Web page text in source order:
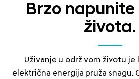
Brzo napunite
života.
Uživanje u održivom životu je
električna energija pruža snagu.